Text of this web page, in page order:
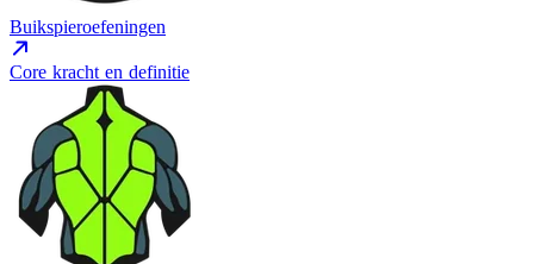
Buikspieroefeningen
Core kracht en definitie